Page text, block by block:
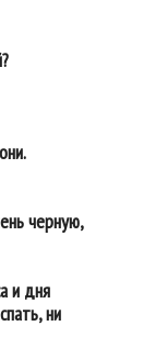
черную,
и дня
ни